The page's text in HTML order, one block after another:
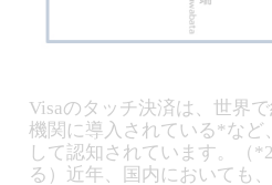
Visaのタッチ決済は、世界
機関に導入されている*など
して認知されています。（
る）近年、国内においても